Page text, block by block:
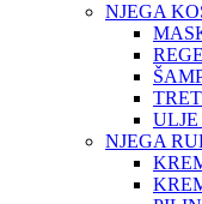
NJEGA
NJEGA